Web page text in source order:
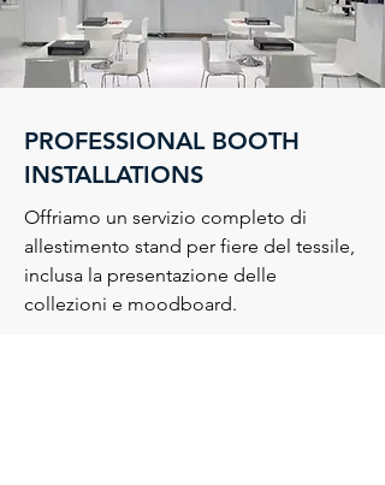
PROFESSIONAL BOOTH
INSTALLATIONS
Offriamo un servizio completo di
allestimento stand per fiere del tessile,
inclusa la presentazione delle
collezioni e moodboard.